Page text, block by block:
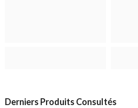
Derniers Produits Consultés